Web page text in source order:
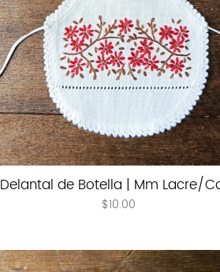
Delantal de Botella | Mm Lacre/
$10.00